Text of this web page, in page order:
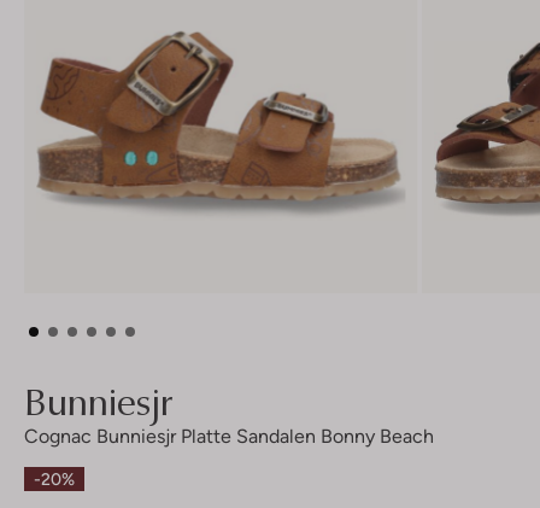
Bunniesjr
Cognac Bunniesjr Platte Sandalen Bonny Beach
-20%